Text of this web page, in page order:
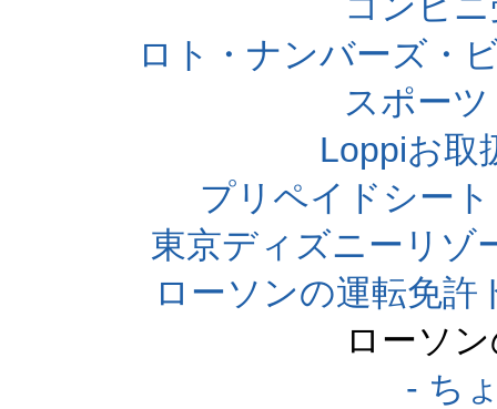
ロト・ナンバーズ・
スポー
Loppiお取
プリペイドシー
東京ディズニーリゾ
ローソンの運転免
ローソ
- ち